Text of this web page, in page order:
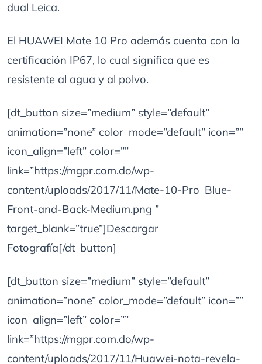
dual Leica.
El HUAWEI Mate 10 Pro además cuenta con la
certificación IP67, lo cual significa que es
resistente al agua y al polvo.
[dt_button size=”medium” style=”default”
animation=”none” color_mode=”default” icon=””
icon_align=”left” color=””
link=”https://mgpr.com.do/wp-
content/uploads/2017/11/Mate-10-Pro_Blue-
Front-and-Back-Medium.png ”
target_blank=”true”]Descargar
Fotografía[/dt_button]
[dt_button size=”medium” style=”default”
animation=”none” color_mode=”default” icon=””
icon_align=”left” color=””
link=”https://mgpr.com.do/wp-
content/uploads/2017/11/Huawei-nota-revela-